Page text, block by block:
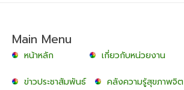
Main Menu
หน้าหลัก เกี่ยวกับหน่วยงาน
ข่าวประชาสัมพันธ์ คลังความรู้สุขภาพจิต